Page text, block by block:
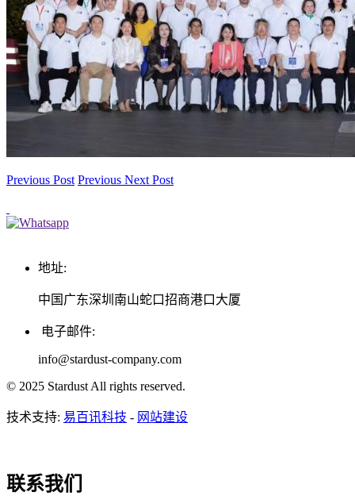
Previous Post Previous Next Post
地址:
中国广东深圳南山蛇口招商港口大厦
电子邮件:
info@stardust-company.com
© 2025 Stardust All rights reserved.
技术支持: 易百讯科技 - 网站建设
联系我们